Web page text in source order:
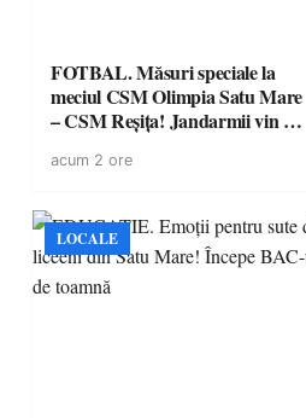
FOTBAL. Măsuri speciale la
meciul CSM Olimpia Satu Mare
– CSM Reșița! Jandarmii vin cu
suporteri
acum 2 ore
LOCALE